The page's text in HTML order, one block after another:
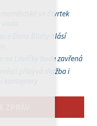
ve čtvrtek
Dana Blahy hlásí
na Lavičky bude zavřená
přibývá dlažba i